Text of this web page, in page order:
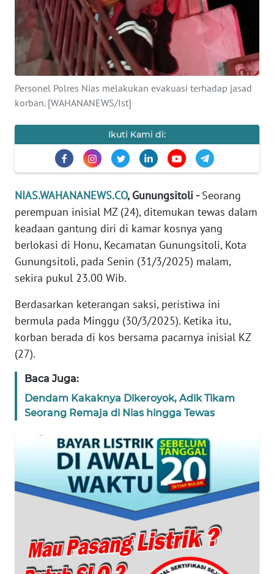
Personel Polres Nias melakukan evakuasi terhadap jasad
korban. [WAHANANEWS/Ist]
Ikuti Kami di:
NIAS.WAHANANEWS.CO, Gunungsitoli -Seorang
perempuan inisial MZ (24), ditemukan tewas dalam
keadaan gantung diri di kamar kosnya yang
berlokasi di Honu, Kecamatan Gunungsitoli, Kota
Gunungsitoli, pada Senin (31/3/2025) malam,
sekira pukul 23.00 Wib.
Berdasarkan keterangan saksi, peristiwa ini
bermula pada Minggu (30/3/2025). Ketika itu,
korban berada di kos bersama pacarnya inisial KZ
(27).
Baca Juga:
Dendam Kakaknya Dikeroyok, Adik Tikam
Seorang Remaja di Nias hingga Tewas
SERBA-
SERBI
Informasi
INDEKS
KONTAK
INFO
TENTANG
KAMI
PEDOMAN
SIBER
REDAKSI
KARIR
DISCLAIMER
WN
SUMUT
WN
JAKARTA